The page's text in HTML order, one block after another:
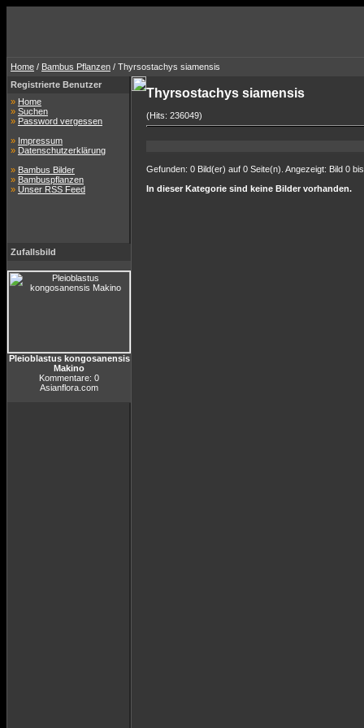
Home / Bambus Pflanzen / Thyrsostachys siamensis
Registrierte Benutzer
» Home
» Suchen
» Password vergessen
» Impressum
» Datenschutzerklärung
» Bambus Bilder
» Bambuspflanzen
» Unser RSS Feed
Zufallsbild
Pleioblastus kongosanensis
Makino
Kommentare: 0
Asianflora.com
Thyrsostachys siamensis
(Hits: 236049)
Gefunden: 0 Bild(er) auf 0 Seite(n). Angezeigt: Bild 0
In dieser Kategorie sind keine Bilder vorhanden.